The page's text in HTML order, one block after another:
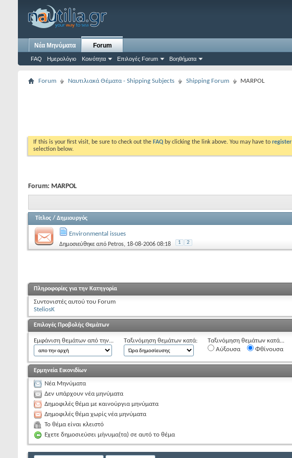
Νέα Μηνύματα Forum
FAQ Ημερολόγιο Κοινότητα Επιλογές Forum Βοηθήματα
Forum Ναυτιλιακά Θέματα - Shipping Subjects Shipping Forum MARPOL
If this is your first visit, be sure to check out the FAQ by clicking the link above. You may have to register
selection below.
Forum: MARPOL
Τίτλος / Δημιουργός
Environmental issues
Δημοσιεύθηκε από Petros, 18-08-2006 08:18 1 2
Πληροφορίες για την Κατηγορία
Συντονιστές αυτού του Forum
SteliosK
Επιλογές Προβολής Θεμάτων
Εμφάνιση θεμάτων από την... Ταξινόμηση θεμάτων κατά:
Ταξινόμηση θεμάτων κατά...
Αύξουσα
Φθίνουσα
Ερμηνεία Εικονιδίων
Νέα Μηνύματα
Δεν υπάρχουν νέα μηνύματα
Δημοφιλές θέμα με καινούργια μηνύματα
Δημοφιλές θέμα χωρίς νέα μηνύματα
Το θέμα είναι κλειστό
Εχετε δημοσιεύσει μήνυμα(τα) σε αυτό το θέμα